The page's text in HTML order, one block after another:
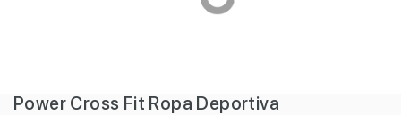
Power Cross Fit Ropa Deportiva